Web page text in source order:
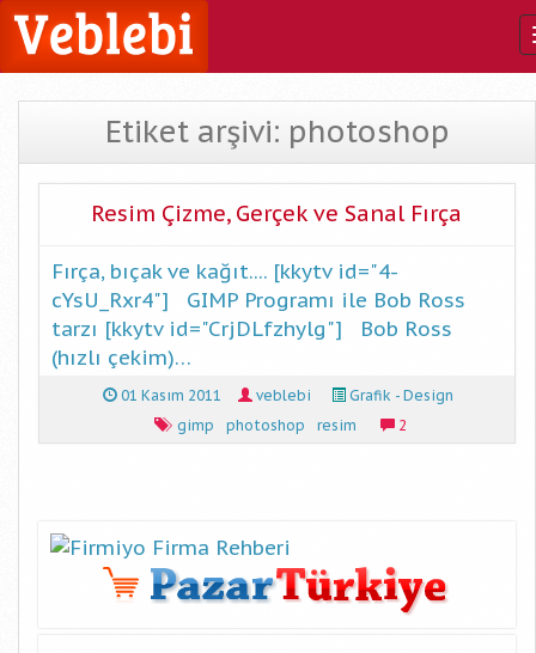
Etiket arşivi: photoshop
Resim Çizme, Gerçek ve Sanal Fırça
Fırça, bıçak ve kağıt.... [kkytv id="4-
cYsU_Rxr4"] GIMP Programı ile Bob Ross
tarzı [kkytv id="CrjDLfzhylg"] Bob Ross
(hızlı çekim)…
01 Kasım 2011 veblebi
Grafik - Design
gimp
photoshop resim 2